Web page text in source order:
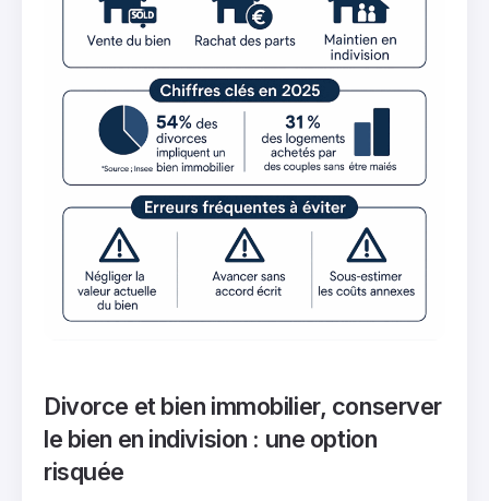
Divorce et bien immobilier, conserver
le bien en indivision : une option
risquée